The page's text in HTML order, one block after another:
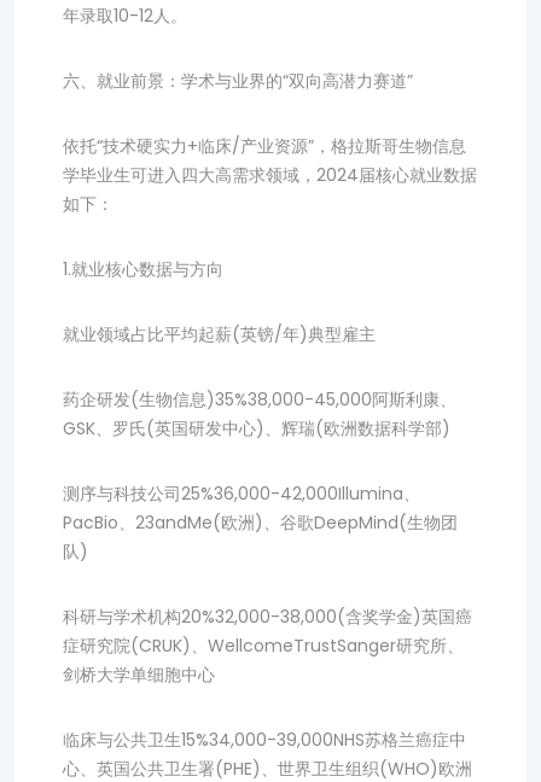
年录取10-12人。
六、就业前景：学术与业界的“双向高潜力赛道”
依托“技术硬实力+临床/产业资源”，格拉斯哥生物信息
学毕业生可进入四大高需求领域，2024届核心就业数据
如下：
1.就业核心数据与方向
就业领域占比平均起薪(英镑/年)典型雇主
药企研发(生物信息)35%38,000-45,000阿斯利康、
GSK、罗氏(英国研发中心)、辉瑞(欧洲数据科学部)
测序与科技公司25%36,000-42,000Illumina、
PacBio、23andMe(欧洲)、谷歌DeepMind(生物团
队)
科研与学术机构20%32,000-38,000(含奖学金)英国癌
症研究院(CRUK)、WellcomeTrustSanger研究所、
剑桥大学单细胞中心
临床与公共卫生15%34,000-39,000NHS苏格兰癌症中
心、英国公共卫生署(PHE)、世界卫生组织(WHO)欧洲